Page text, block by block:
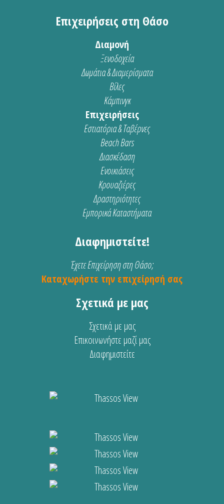
Επιχειρήσεις στη Θάσο
Διαμονή
Ξενοδοχεία
Δωμάτια & Διαμερίσματα
Βίλες
Κάμπινγκ
Επιχειρήσεις
Εστιατόρια & Ταβέρνες
Beach Bars
Διασκέδαση
Ενοικιάσεις
Κρουαζιέρες
Δραστηριότητες
Εμπορικά Καταστήματα
Διαφημιστείτε!
Έχετε Επιχείρηση στη Θάσο;
Καταχωρήστε την επιχείρησή σας
Σχετικά με μας
Σχετικά με μας
Επικοινωνήστε μαζί μας
Διαφημιστείτε